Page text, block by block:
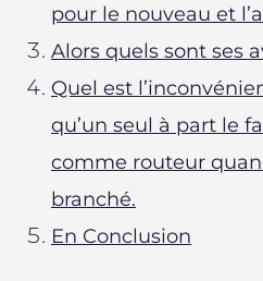
pour le nouveau et
Alors quels sont ses
Quel est
qu’un seul à part le
comme routeur
branché.
En Conclusion